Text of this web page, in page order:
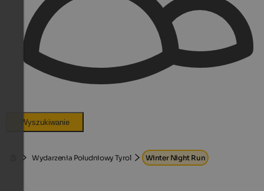
Wyszukiwanie
Wydarzenia Południowy Tyrol Winter Night Run